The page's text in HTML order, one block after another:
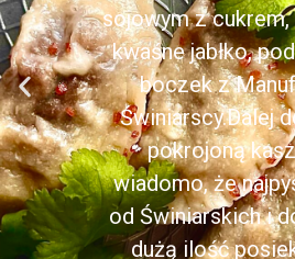
sojowym z
kwaśne jabłko,
boczek z
Świniarscy.Dalej
pokrojoną
wiadomo, że
od Świniarskich i
dużą ilość